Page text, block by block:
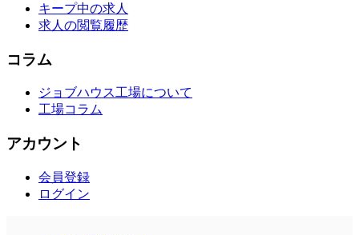
キープ中の求人
求人の閲覧履歴
コラム
ジョブハウス工場について
工場コラム
アカウント
会員登録
ログイン